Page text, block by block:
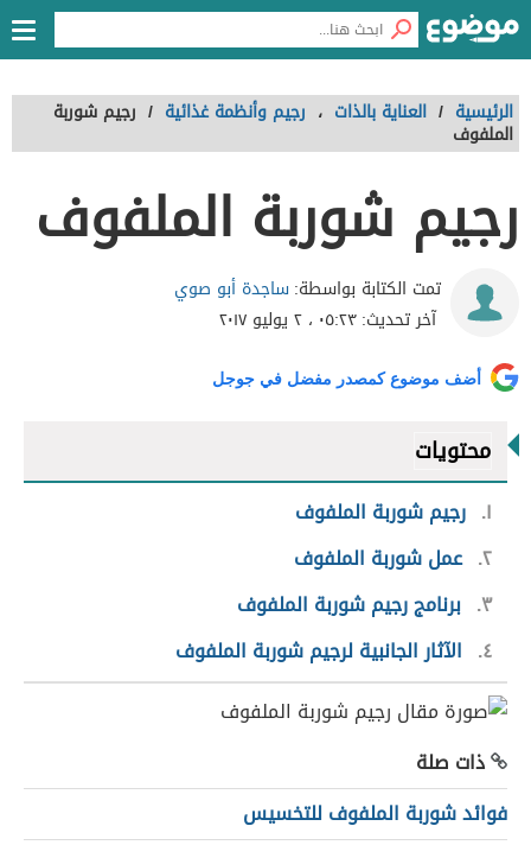
الرئيسية / العناية بالذات ، رجيم وأنظمة غذائية / رجيم شوربة
الملفوف
رجيم شوربة الملفوف
تمت الكتابة بواسطة:ساجدة أبو صوي
آخر تحديث:٠٥:٢٣ ، ٢ يوليو ٢٠١٧
أضف موضوع كمصدر مفضل في جوجل
محتويات
١ رجيم شوربة الملفوف
٢ عمل شوربة الملفوف
٣ برنامج رجيم شوربة الملفوف
٤
الآثار الجانبية لرجيم شوربة الملفوف
ذات صلة
فوائد شوربة الملفوف للتخسيس